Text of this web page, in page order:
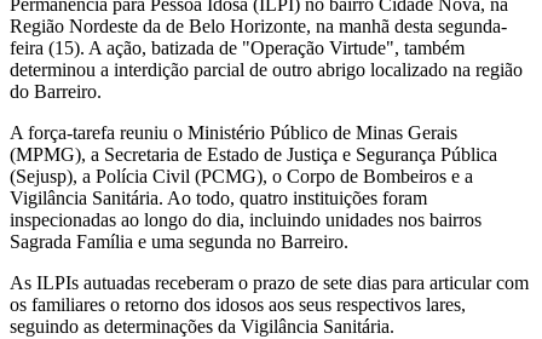
Permanência para Pessoa Idosa (ILPI) no bairro Cidade Nova, na
Região Nordeste da de Belo Horizonte, na manhã desta segunda-
feira (15). A ação, batizada de "Operação Virtude", também
determinou a interdição parcial de outro abrigo localizado na região
do Barreiro.
A força-tarefa reuniu o Ministério Público de Minas Gerais
(MPMG), a Secretaria de Estado de Justiça e Segurança Pública
(Sejusp), a Polícia Civil (PCMG), o Corpo de Bombeiros e a
Vigilância Sanitária. Ao todo, quatro instituições foram
inspecionadas ao longo do dia, incluindo unidades nos bairros
Sagrada Família e uma segunda no Barreiro.
As ILPIs autuadas receberam o prazo de sete dias para articular com
os familiares o retorno dos idosos aos seus respectivos lares,
seguindo as determinações da Vigilância Sanitária.